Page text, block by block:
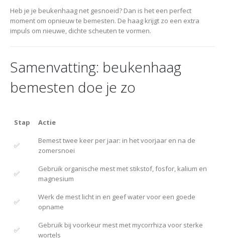
Heb je je beukenhaag net gesnoeid? Dan is het een perfect
moment om opnieuw te bemesten. De haag krijgt zo een extra
impuls om nieuwe, dichte scheuten te vormen.
Samenvatting: beukenhaag
bemesten doe je zo
Stap Actie
✅
Bemest twee keer per jaar: in het voorjaar en na de
zomersnoei
✅
Gebruik organische mest met stikstof, fosfor, kalium en
magnesium
✅
Werk de mest licht in en geef water voor een goede
opname
✅
Gebruik bij voorkeur mest met mycorrhiza voor sterke
wortels